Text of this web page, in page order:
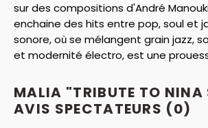
sur des compositions d'André
enchaine des hits entre pop, soul et
sonore, où se mélangent grain jazz,
et modernité électro, est une
raffinement. Malia chante l’amour
sensibilité épanouie de celles qui y
et qui en portent les cicatrices. Une
exceptionnelle qui nous porte vers
MALIA "TRIBUTE TO
AVIS SPECTATEURS (0)